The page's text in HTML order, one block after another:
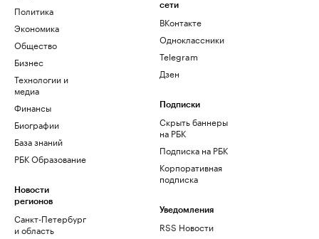
Политика
Экономика
Общество
Бизнес
Технологии и
медиа
Финансы
Биографии
База знаний
РБК Образование
Новости
регионов
Санкт-Петербург
и область
сети
ВКонтакте
Одноклассники
Telegram
Дзен
Подписки
Скрыть баннеры
на РБК
Подписка на РБК
Корпоративная
подписка
Уведомления
RSS Новости